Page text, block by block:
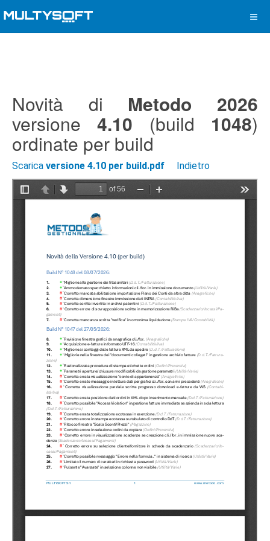
Novità di Metodo 2026
versione4.10 (build 1048)
ordinate per build
Scarica versione 4.10 per build.pdf Indietro